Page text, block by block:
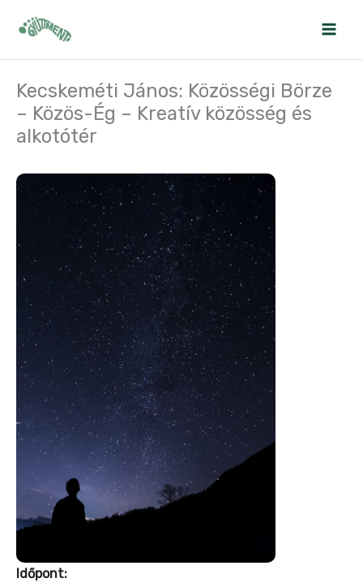
Kecskeméti János: Közösségi Börze
– Közös-Ég – Kreatív közösség és
alkotótér
Időpont: